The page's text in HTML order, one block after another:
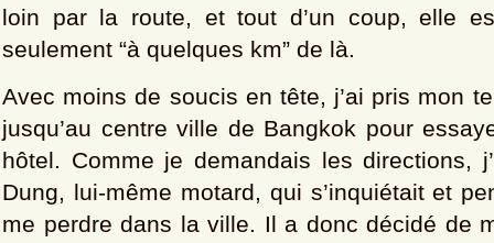
loin par la route, et tout d’un coup, elle
seulement “à quelques km” de là.
Avec moins de soucis en tête, j’ai pris mon
jusqu’au centre ville de Bangkok pour
hôtel. Comme je demandais les directions,
Dung, lui-même motard, qui s’inquiétait et
me perdre dans la ville. Il a donc décidé de